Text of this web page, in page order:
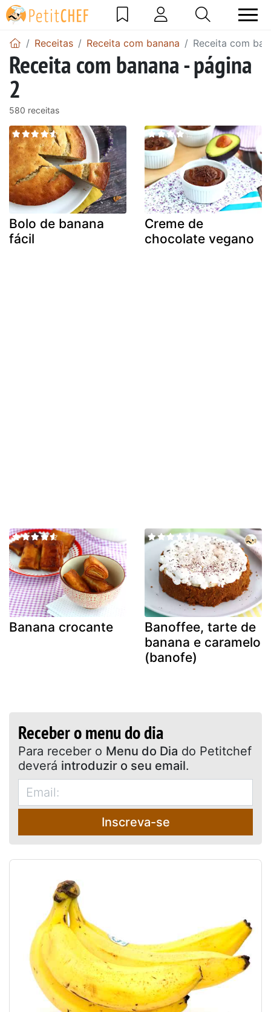
Receitas Receita com banana Receita com
Receita com banana - página
2
580 receitas
Bolo de banana
fácil
Creme de
chocolate vegano
Banana crocante
Banoffee, tarte de
banana e caramelo
(banofe)
Receber o menu do dia
Para receber o Menu do Dia do Petitchef
deverá introduzir o seu email.
Inscreva-se